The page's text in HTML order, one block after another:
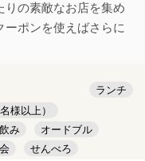
りの素敵なお店を集め
ポンを使えばさらに
ランチ
様以上）
み
オードブル
せんべろ